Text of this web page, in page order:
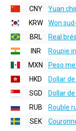
CNY
Yuan
KRW
Won
BRL
Real
INR
Roupie
MXN
Peso
HKD
Dollar
SGD
Dollar
RUB
Rouble
SEK